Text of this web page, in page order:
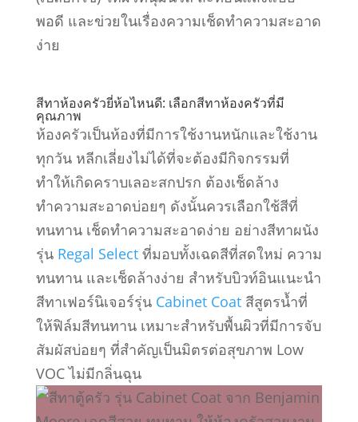
พอดี และข่วยในเรื่องความเช็ดทำความสะอาด
ง่าย
สีทาห้องครัวยี่ห้อไหนดี: เลือกสีทาห้องครัวที่มี
คุณภาพ
ห้องครัวเป็นห้องที่มีการใช้งานหนักและใช้งาน
ทุกวัน หลีกเลี่ยงไม่ได้ที่จะต้องมีกิจกรรมที่
ทำให้เกิดคราบเลอะสกปรก ต้องเช็ดล้าง
ทำความสะอาดบ่อยๆ ดังนั้นควรเลือกใช้สีที่
ทนทาน เช็ดทำความสะอาดง่าย อย่างสีทาผนัง
รุ่น Regal Selectที่มอบทั้งเฉดสีที่สดใหม่ ความ
ทนทาน และเช็ดล้างง่าย สำหรับบิวท์อินแนะนำ
สีทาเฟอร์นิเจอร์รุ่น Cabinet Coatสีสูตรน้ำที่
ให้ฟิล์มสีทนทาน เหมาะสำหรับพื้นผิวที่มีการจับ
สัมผัสบ่อยๆ ที่สำคัญเป็นมิตรต่อสุขภาพ Low
VOC ไม่มีกลิ่นฉุน